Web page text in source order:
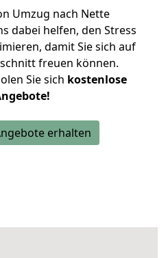
Umzug nach Nette
dabei helfen, den Stress
damit Sie sich auf
freuen können.
Sie sich kostenlose
erhalten